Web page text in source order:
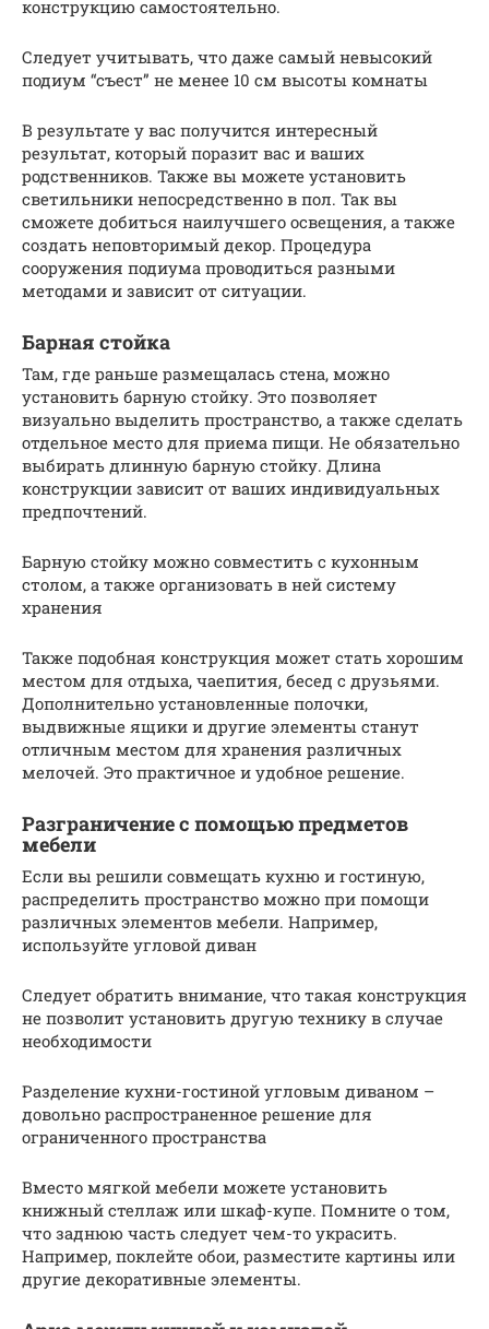
конструкцию самостоятельно.
Следует учитывать, что даже самый невысокий
подиум “съест” не менее 10 см высоты комнаты
В результате у вас получится интересный
результат, который поразит вас и ваших
родственников. Также вы можете установить
светильники непосредственно в пол. Так вы
сможете добиться наилучшего освещения, а также
создать неповторимый декор. Процедура
сооружения подиума проводиться разными
методами и зависит от ситуации.
Барная стойка
Там, где раньше размещалась стена, можно
установить барную стойку. Это позволяет
визуально выделить пространство, а также сделать
отдельное место для приема пищи. Не обязательно
выбирать длинную барную стойку. Длина
конструкции зависит от ваших индивидуальных
предпочтений.
Барную стойку можно совместить с кухонным
столом, а также организовать в ней систему
хранения
Также подобная конструкция может стать хорошим
местом для отдыха, чаепития, бесед с друзьями.
Дополнительно установленные полочки,
выдвижные ящики и другие элементы станут
отличным местом для хранения различных
мелочей. Это практичное и удобное решение.
Разграничение с помощью предметов
мебели
Если вы решили совмещать кухню и гостиную,
распределить пространство можно при помощи
различных элементов мебели. Например,
используйте угловой диван
Следует обратить внимание, что такая конструкция
не позволит установить другую технику в случае
необходимости
Разделение кухни-гостиной угловым диваном –
довольно распространенное решение для
ограниченного пространства
Вместо мягкой мебели можете установить
книжный стеллаж или шкаф-купе. Помните о том,
что заднюю часть следует чем-то украсить.
Например, поклейте обои, разместите картины или
другие декоративные элементы.